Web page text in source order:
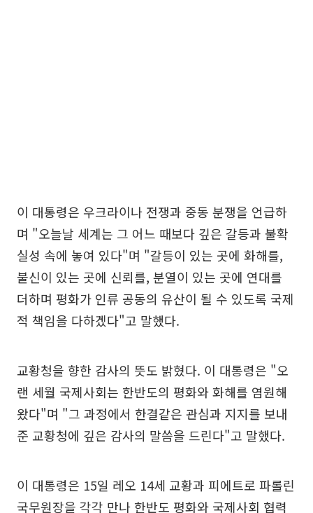
이 대통령은 우크라이나 전쟁과 중동 분쟁을 언급하
며 "오늘날 세계는 그 어느 때보다 깊은 갈등과 불확
실성 속에 놓여 있다"며 "갈등이 있는 곳에 화해를,
불신이 있는 곳에 신뢰를, 분열이 있는 곳에 연대를
더하며 평화가 인류 공동의 유산이 될 수 있도록 국제
적 책임을 다하겠다"고 말했다.
교황청을 향한 감사의 뜻도 밝혔다. 이 대통령은 "오
랜 세월 국제사회는 한반도의 평화와 화해를 염원해
왔다"며 "그 과정에서 한결같은 관심과 지지를 보내
준 교황청에 깊은 감사의 말씀을 드린다"고 말했다.
이 대통령은 15일 레오 14세 교황과 피에트로 파롤린
국무원장을 각각 만나 한반도 평화와 국제사회 협력